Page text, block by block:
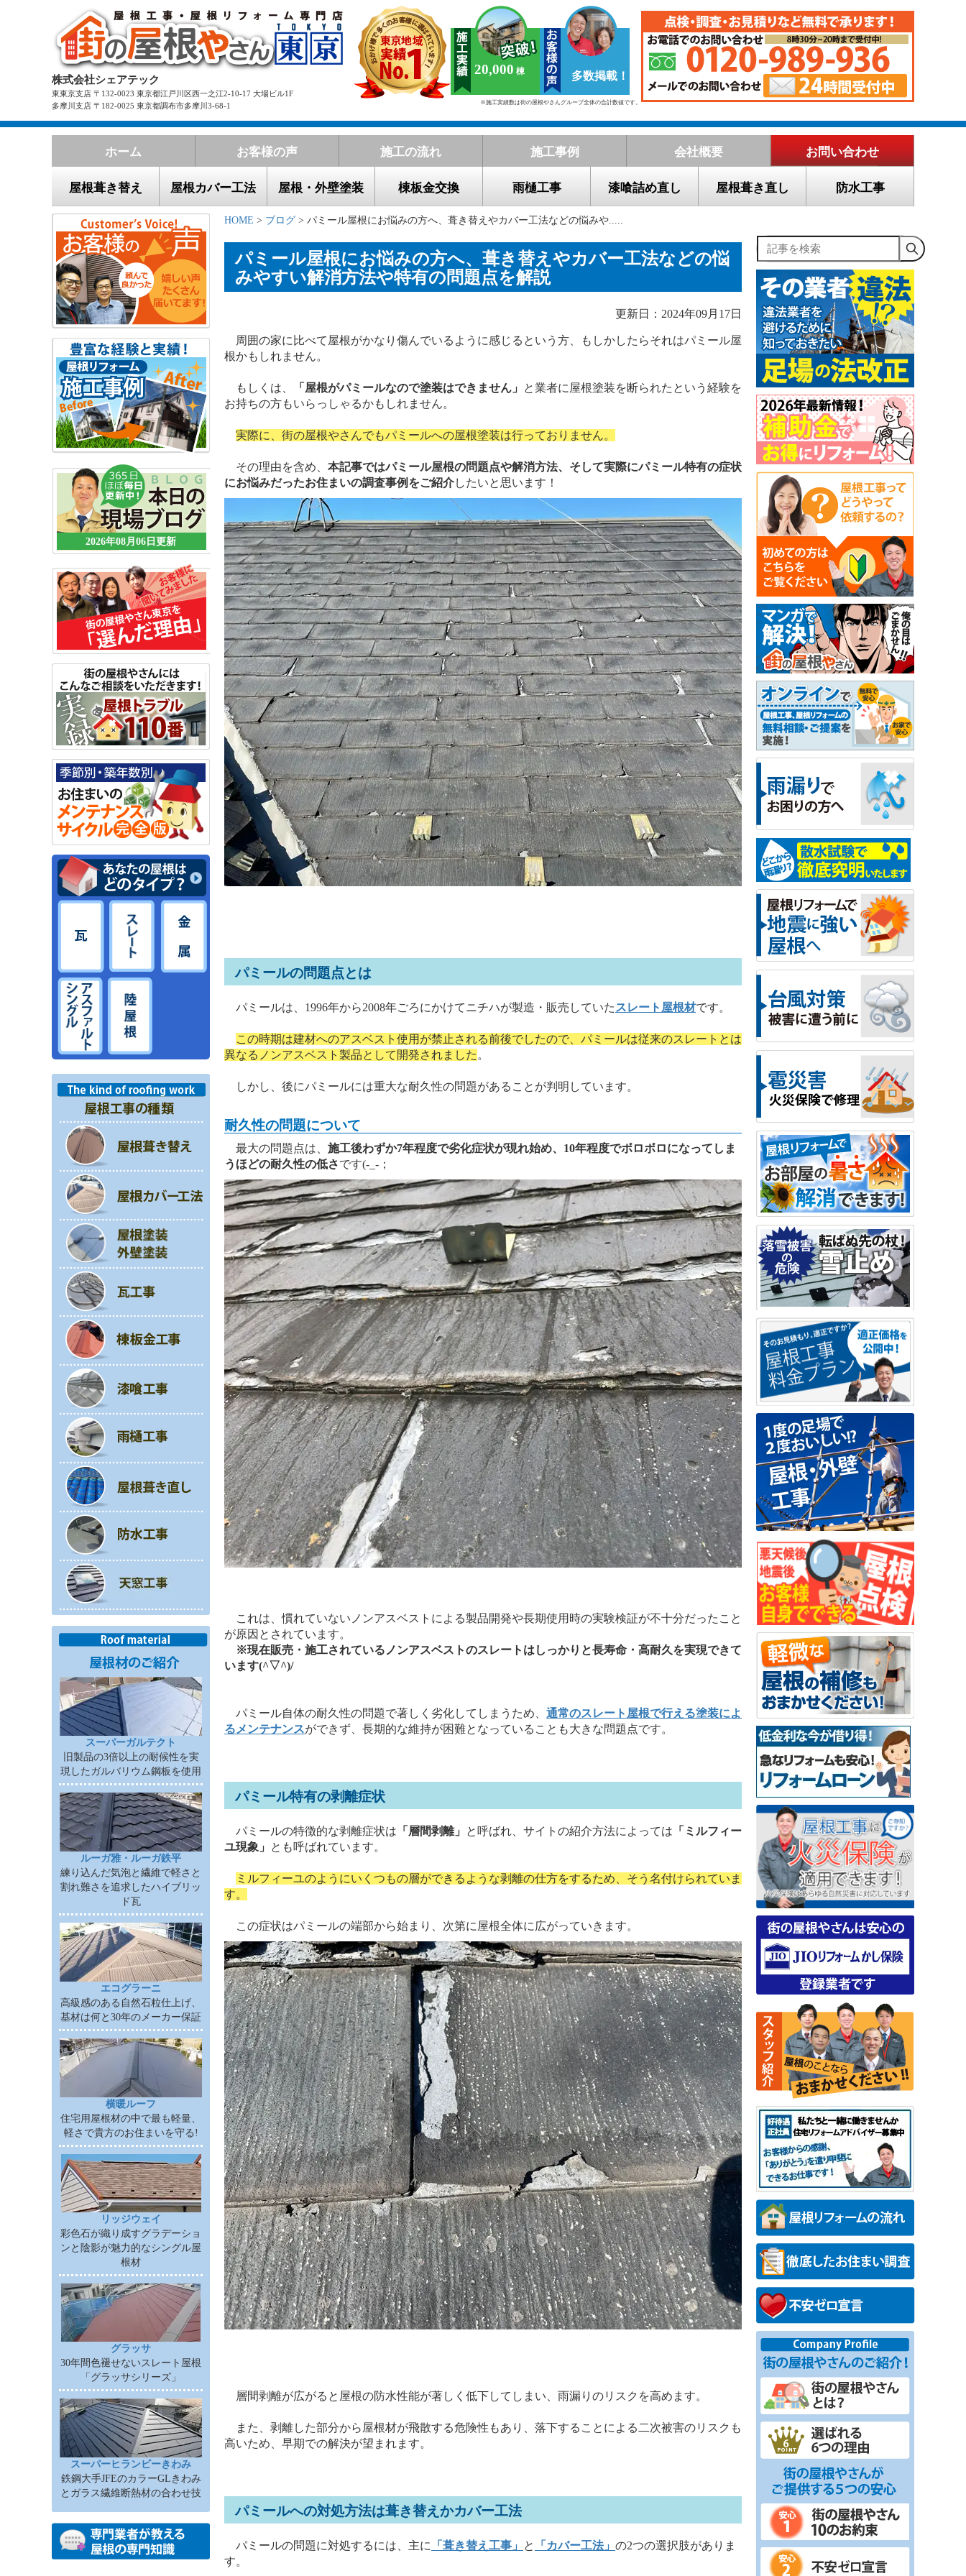
株式会社シェアテック
東東京支店 〒132-0023 東京都江戸川区西一之江2-10-17 大場ビル1F
多摩川支店 〒182-0025 東京都調布市多摩川3-68-1
20,000 多数掲載！
※施工実績数は街の屋根やさんグループ全体の合計数値です。
ホーム お客様の声 施工の流れ 施工事例 会社概要 お問い合わせ
屋根葺き替え 屋根カバー工法 屋根・外壁塗装 棟板金交換 雨樋工事 漆喰詰め直し 屋根葺き直し 防水工事
2026年08月06日更新
スーパーガルテクト
旧製品の3倍以上の耐候性を実
現したガルバリウム鋼板を使用
ルーガ雅・ルーガ鉄平
練り込んだ気泡と繊維で軽さと
割れ難さを追求したハイブリッ
ド瓦
エコグラーニ
高級感のある自然石粒仕上げ、
基材は何と30年のメーカー保証
横暖ルーフ
住宅用屋根材の中で最も軽量、
軽さで貴方のお住まいを守る!
リッジウェイ
彩色石が織り成すグラデーショ
ンと陰影が魅力的なシングル屋
根材
グラッサ
30年間色褪せないスレート屋根
「グラッサシリーズ」
スーパーヒランビーきわみ
鉄鋼大手JFEのカラーGLきわみ
とガラス繊維断熱材の合わせ技
HOME > ブログ > パミール屋根にお悩みの方へ、葺き替えやカバー工法などの悩みや.....
パミール屋根にお悩みの方へ、葺き替えやカバー工法などの悩
みやすい解消方法や特有の問題点を解説
更新日：2024年09月17日
周囲の家に比べて屋根がかなり傷んでいるように感じるという方、もしかしたらそれはパミール屋
根かもしれません。
もしくは、 「屋根がパミールなので塗装はできません」
と業者に屋根塗装を断られたという経験を
お持ちの方もいらっしゃるかもしれません。
実際に、街の屋根やさんでもパミールへの屋根塗装は行っておりません。
その理由を含め、 本記事ではパミール屋根の問題点や解消方法、そして実際にパミール特有の症状
にお悩みだったお住まいの調査事例をご紹介したいと思います！
パミールの問題点とは
パミールは、1996年から2008年ごろにかけてニチハが製造・販売していた スレート屋根材です。
この時期は建材へのアスベスト使用が禁止される前後でしたので、パミールは従来のスレートとは
異なるノンアスベスト製品として開発されました 。
しかし、後にパミールには重大な耐久性の問題があることが判明しています。
耐久性の問題について
最大の問題点は、 施工後わずか7年程度で劣化症状が現れ始め、10年程度でボロボロになってしま
うほどの耐久性の低さです(-_-；
これは、慣れていないノンアスベストによる製品開発や長期使用時の実験検証が不十分だったこと
が原因とされています。
※現在販売・施工されているノンアスベストのスレートはしっかりと長寿命・高耐久を実現できて
います(^▽^)/
パミール自体の耐久性の問題で著しく劣化してしまうため、 通常のスレート屋根で行える塗装によ
るメンテナンスができず、長期的な維持が困難となっていることも大きな問題点です。
パミール特有の剥離症状
パミールの特徴的な剥離症状は 「層間剥離」 と呼ばれ、サイトの紹介方法によっては 「ミルフィー
ユ現象」
とも呼ばれています。
ミルフィーユのようにいくつもの層ができるような剥離の仕方をするため、そう名付けられていま
す。
この症状はパミールの端部から始まり、次第に屋根全体に広がっていきます。
層間剥離が広がると屋根の防水性能が著しく低下してしまい、雨漏りのリスクを高めます。
また、剥離した部分から屋根材が飛散する危険性もあり、落下することによる二次被害のリスクも
高いため、早期での解決が望まれます。
パミールへの対処方法は葺き替えかカバー工法
パミールの問題に対処するには、主に 「葺き替え工事」 と 「カバー工法」 の2つの選択肢がありま
す。
記事を検索